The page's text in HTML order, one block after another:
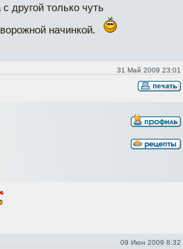
другой только чуть
начинкой.
31 Май 2009 23:01
09 Июн 2009 8:32